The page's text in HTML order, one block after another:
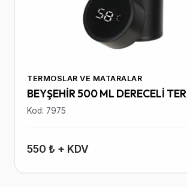
TERMOSLAR VE MATARALAR
BEYŞEHİR 500 ML DERECELİ
Kod: 7975
550 ₺ + KDV